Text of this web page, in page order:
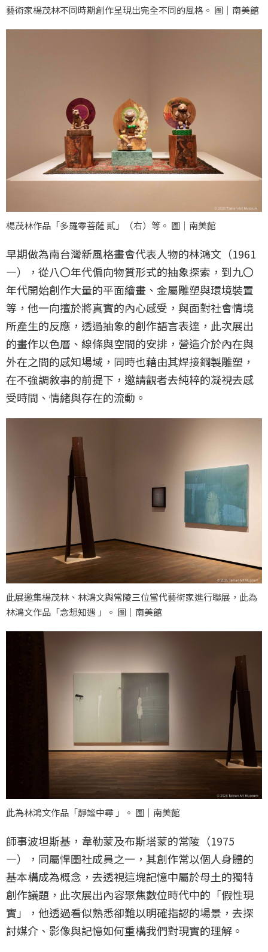
藝術家楊茂林不同時期創作呈現出完全不同的風格。 圖｜南美館
楊茂林作品「多羅零菩薩 貳」（右）等。 圖｜南美館
早期做為南台灣新風格畫會代表人物的林鴻文（1961
—），從八〇年代偏向物質形式的抽象探索，到九〇
年代開始創作大量的平面繪畫、金屬雕塑與環境裝置
等，他一向擅於將真實的內心感受，與面對社會情境
所產生的反應，透過抽象的創作語言表達，此次展出
的畫作以色層、線條與空間的安排，營造介於內在與
外在之間的感知場域，同時也藉由其焊接鋼製雕塑，
在不強調敘事的前提下，邀請觀者去純粹的凝視去感
受時間、情緒與存在的流動。
此展邀集楊茂林、林鴻文與常陵三位當代藝術家進行聯展，此為
林鴻文作品「念想知遇 」。 圖｜南美館
此為林鴻文作品「靜謐中尋 」。 圖｜南美館
師事波坦斯基，韋勒蒙及布斯塔蒙的常陵（1975
—），同屬悍圖社成員之一，其創作常以個人身體的
基本構成為概念，去透視這塊記憶中屬於母土的獨特
創作議題，此次展出內容聚焦數位時代中的「假性現
實」，他透過看似熟悉卻難以明確指認的場景，去探
討媒介、影像與記憶如何重構我們對現實的理解。